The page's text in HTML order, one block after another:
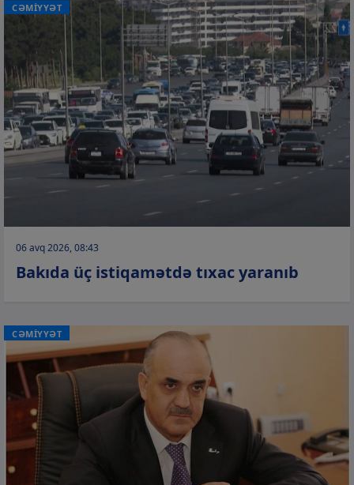
CƏMİYYƏT
06 avq 2026, 08:43
Bakıda üç istiqamətdə tıxac yaranıb
CƏMİYYƏT